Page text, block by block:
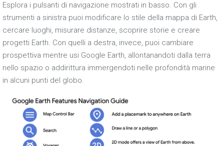
Esplora i pulsanti di navigazione mostrati in basso. Con gli
strumenti a sinistra puoi modificare lo stile della mappa di Earth,
cercare luoghi, misurare distanze, scoprire storie e creare
progetti Earth. Con quelli a destra, invece, puoi cambiare
prospettiva mentre usi Google Earth, allontanandoti dalla terra
nello spazio o addirittura immergendoti nelle profondità marine
in alcuni punti del globo.